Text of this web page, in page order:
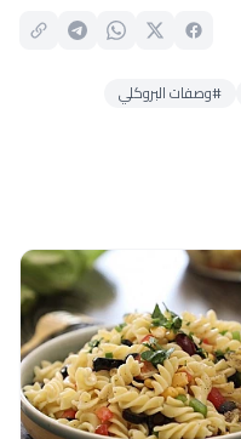
#وصفات البروكلي